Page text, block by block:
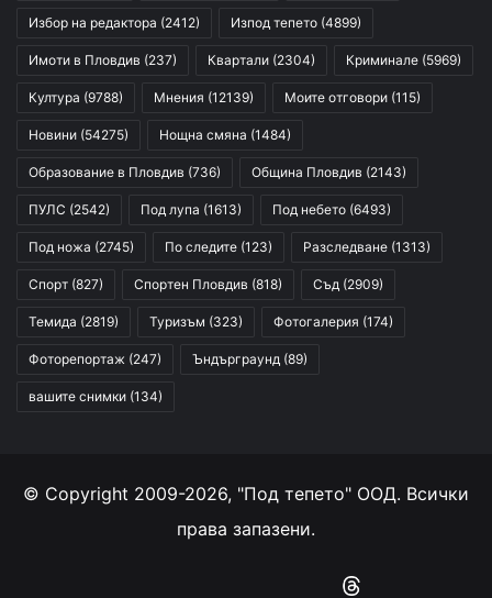
Избор на редактора (2412) Изпод тепето (4899)
Имоти в Пловдив (237) Квартали (2304) Криминале (5969)
Култура (9788) Мнения (12139) Моите отговори (115)
Новини (54275) Нощна смяна (1484)
Образование в Пловдив (736) Община Пловдив (2143)
ПУЛС (2542) Под лупа (1613) Под небето (6493)
Под ножа (2745) По следите (123) Разследване (1313)
Спорт (827) Спортен Пловдив (818) Съд (2909)
Темида (2819) Туризъм (323) Фотогалерия (174)
Фоторепортаж (247) Ъндърграунд (89)
вашите снимки (134)
© Copyright 2009-2026, "Под тепето" ООД. Всички
права запазени.
Instagram
RSS